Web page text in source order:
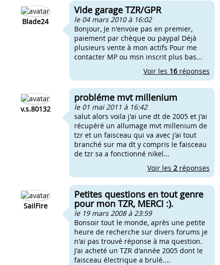
Blade24
Vide garage TZR/GPR
le 04 mars 2010 à 16:02
Bonjour, Je n'envoie pas en premier,
paiement par chèque ou paypal Déjà
plusieurs vente à mon actifs Pour me
contacter MP ou msn inscrit plus bas...
Voir les 16 réponses
v.s.80132
probléme mvt millenium
le 01 mai 2011 à 16:42
salut alors voila j'ai une dt de 2005 et j'ai
récupéré un allumage mvt millenium de
tzr et un faisceau qui va avec j'ai tout
branché sur ma dt y compris le faisceau
de tzr sa a fonctionné nikel...
Voir les 2 réponses
SailFire
Petites questions en tout genre
pour mon TZR, MERCI :).
le 19 mars 2008 à 23:59
Bonsoir tout le monde, après une petite
heure de recherche sur divers forums je
n'ai pas trouvé réponse à ma question.
J'ai acheté un TZR d'année 2005 dont le
faisceau électrique a brulé....